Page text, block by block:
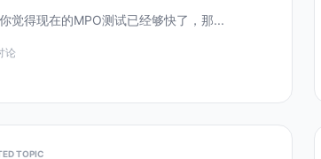
觉得现在的MPO测试已经够快了，那...
论
TOPIC